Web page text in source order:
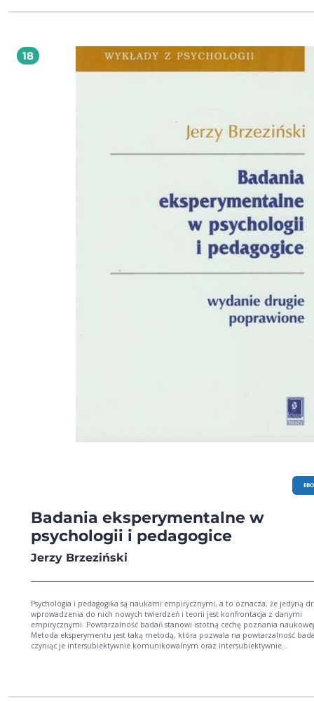
na przestrzeni życia, łączący wiedzę naukową z osobistymi doświadczeniami
Fundacji Aleklasa
18
Badania eksperymentalne w
psychologii i pedagogice
Jerzy Brzeziński
Psychologia i pedagogika są naukami empirycznymi, a to oznacza, że jedyną
wprowadzenia do nich nowych twierdzeń i teorii jest konfrontacja z danymi
empirycznymi. Powtarzalność badań stanowi istotną cechę poznania
Metoda eksperymentu jest taką metodą, która pozwala na powtarzalność
czyniąc je intersubiektywnie komunikowalnym oraz intersubiektywnie
(odwołującego się do statystycznego modelu analizy wariancji). Obejmuje on